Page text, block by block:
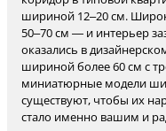
шириной 12–20 см.
50–70 см — и интерьер
оказались в
шириной более 60 см с
миниатюрные модели
существуют, чтобы их
стало именно вашим и